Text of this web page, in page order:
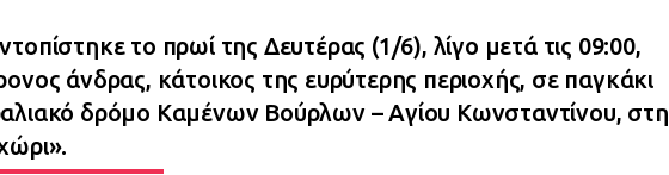
το πρωί της Δευτέρας (1/6), λίγο μετά τις 09:00,
άνδρας, κάτοικος της ευρύτερης περιοχής, σε παγκάκι
δρόμο Καμένων Βούρλων – Αγίου Κωνσταντίνου, στη